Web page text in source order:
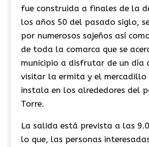
fue construida a finales de la
los años 50 del pasado siglo,
por numerosos sajeños así
de toda la comarca que se
municipio a disfrutar de un día
visitar la ermita y el mercadillo
instala en los alrededores del
Torre.
La salida está prevista a las
lo que, las personas